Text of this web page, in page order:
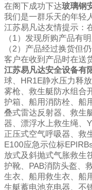
在阁下成功下达玻璃钢
我们是一群乐天的年轻
江苏易凡达友情提示：
（1）发现所购产品有
（2）产品经过换货但
客户在收到产品时在送
江苏易凡达安全设备有
球、HR1E静水压力释
雾枪、救生艇防水组合
护箱、船用消防栓、船
叠式雷达反射器、救生
器、漂浮水上救生绳、
正压式空气呼吸器、救
E100应急示位标
放式及斜抛式气胀救生
护靴、PAB消防头盔、
生衣、船用救生衣、船
生艇蓄电池充电器、不